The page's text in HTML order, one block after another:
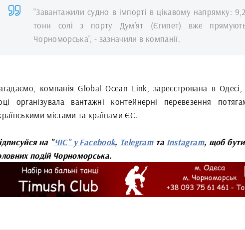
"Завантажили судно в імпорті в цікавому напрямку:
тонн солі з порту Дум’ят (Єгипет) вже
Чорноморська", - зазначили в компанії.
компанія Global Ocean Link, зареєстрована в
організувала вантажні контейнерні перевезення
містами та країнами ЄС.
на "ЧІС" у Facebook, Telegram та Instagram, щоб бути
подій Чорноморська.